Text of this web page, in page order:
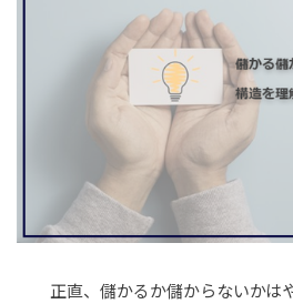
正直、儲かるか儲からないかは